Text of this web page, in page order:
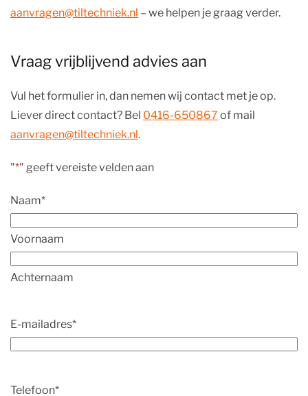
aanvragen@tiltechniek.nl – we helpen je graag verder.
Vraag vrijblijvend advies aan
Vul het formulier in, dan nemen wij contact met je op.
Liever direct contact? Bel 0416-650867 of mail
aanvragen@tiltechniek.nl.
"*" geeft vereiste velden aan
Naam*
Voornaam
Achternaam
E-mailadres*
Telefoon*